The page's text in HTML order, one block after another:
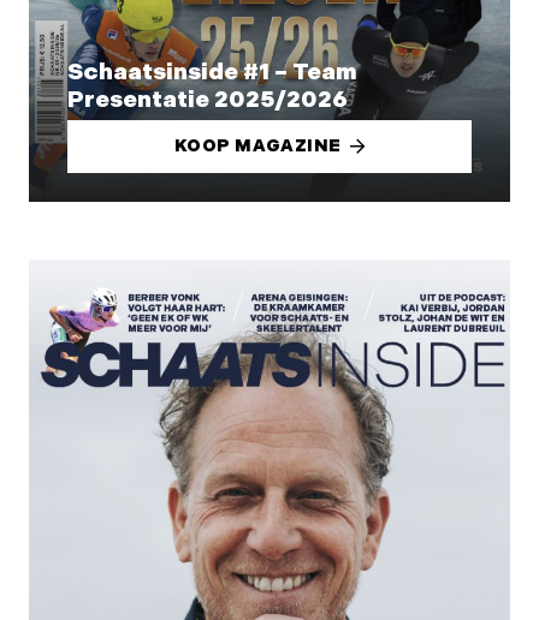
Schaatsinside #1 – Team
Presentatie 2025/2026
KOOP MAGAZINE